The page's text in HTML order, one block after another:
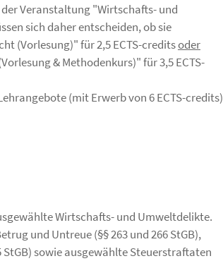
Veranstaltung "Wirtschafts- und
sich daher entscheiden, ob sie
(Vorlesung)" für 2,5 ECTS-creditsoder
& Methodenkurs)" für 3,5 ECTS-
(mit Erwerb von 6 ECTS-credits)
Wirtschafts- und Umweltdelikte.
und Untreue (§§ 263 und 266 StGB),
StGB) sowie ausgewählte Steuerstraftaten